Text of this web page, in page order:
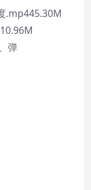
.mp445.30M
弹